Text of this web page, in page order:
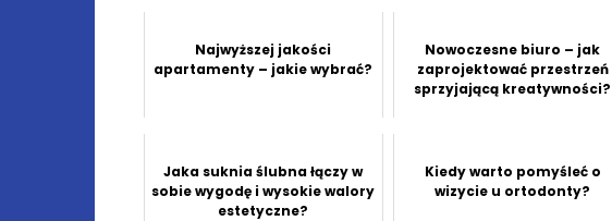
Najwyższej jakości
apartamenty – jakie wybrać?
Nowoczesne biuro – jak
zaprojektować przestrzeń
sprzyjającą kreatywności?
Jaka suknia ślubna łączy w
sobie wygodę i wysokie walory
estetyczne?
Kiedy warto pomyśleć o
wizycie u ortodonty?